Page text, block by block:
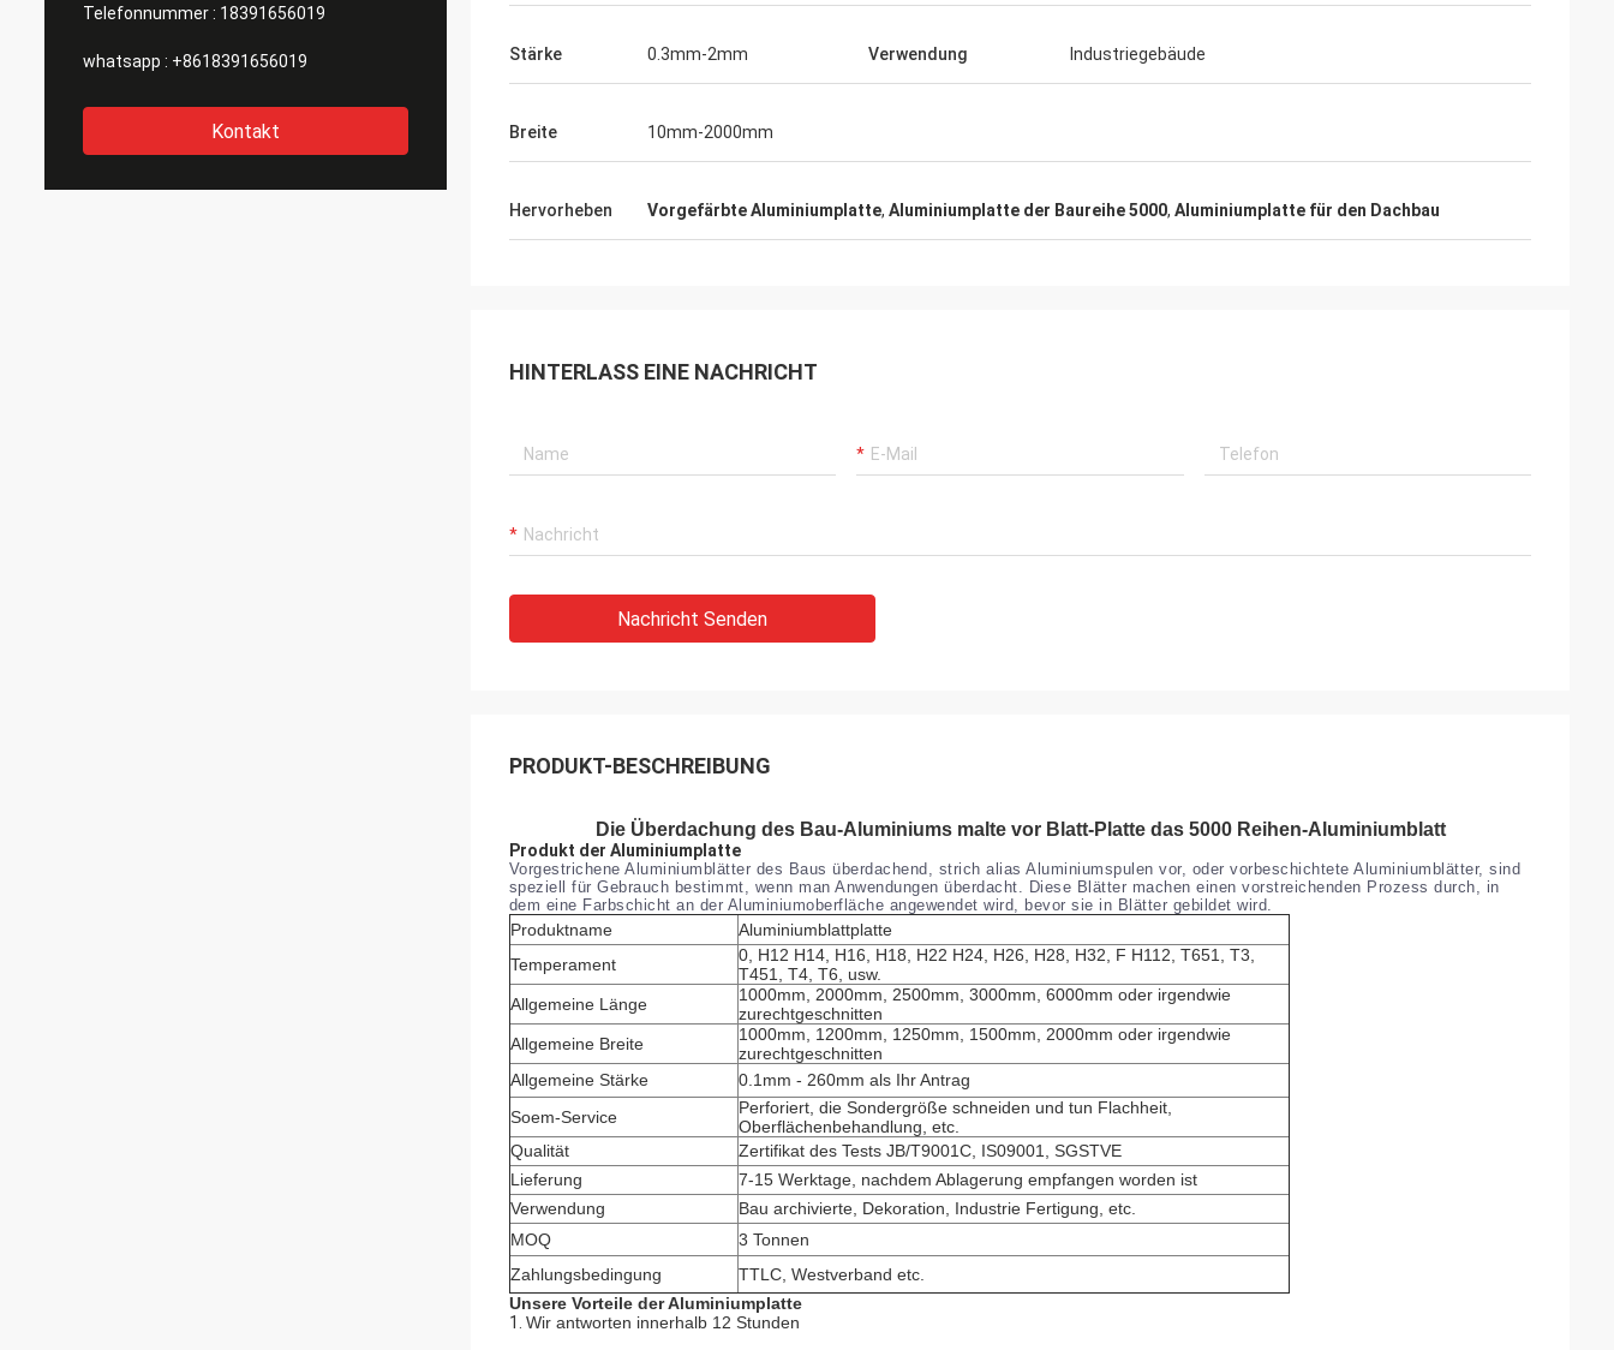
Telefonnummer : 18391656019
whatsapp : +8618391656019
Kontakt
Stärke 0.3mm-2mm Verwendung Industriegebäude
Breite 10mm-2000mm
Hervorheben Vorgefärbte Aluminiumplatte, Aluminiumplatte der Baureihe 5000, Aluminiumplatte für den Dachbau
HINTERLASS EINE NACHRICHT
Nachricht Senden
PRODUKT-BESCHREIBUNG
Die Überdachung des Bau-Aluminiums malte vor Blatt-Platte das 5000 Reihen-Aluminiumblatt
Produkt der Aluminiumplatte
Vorgestrichene Aluminiumblätter des Baus überdachend, strich alias Aluminiumspulen vor, oder vorbeschichtete Aluminiumblätter, sind
speziell für Gebrauch bestimmt, wenn man Anwendungen überdacht. Diese Blätter machen einen vorstreichenden Prozess durch, in
dem eine Farbschicht an der Aluminiumoberfläche angewendet wird, bevor sie in Blätter gebildet wird.
Produktname
Aluminiumblattplatte
Temperament
0, H12 H14, H16, H18, H22 H24, H26, H28, H32, F H112, T651, T3,
T451, T4, T6, usw.
Allgemeine Länge
1000mm, 2000mm, 2500mm, 3000mm, 6000mm oder irgendwie
zurechtgeschnitten
Allgemeine Breite
1000mm, 1200mm, 1250mm, 1500mm, 2000mm oder irgendwie
zurechtgeschnitten
Allgemeine Stärke
0.1mm - 260mm als Ihr Antrag
Soem-Service
Perforiert, die Sondergröße schneiden und tun Flachheit,
Oberflächenbehandlung, etc.
Qualität
Zertifikat des Tests JB/T9001C, IS09001, SGSTVE
Lieferung
7-15 Werktage, nachdem Ablagerung empfangen worden ist
Verwendung
Bau archivierte, Dekoration, Industrie Fertigung, etc.
MOQ
3 Tonnen
Zahlungsbedingung
TTLC, Westverband etc.
Unsere Vorteile der Aluminiumplatte
1. Wir antworten innerhalb 12 Stunden